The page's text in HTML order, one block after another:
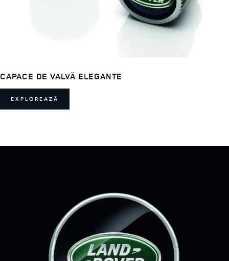
CAPACE DE VALVĂ ELEGANTE
EXPLOREAZĂ